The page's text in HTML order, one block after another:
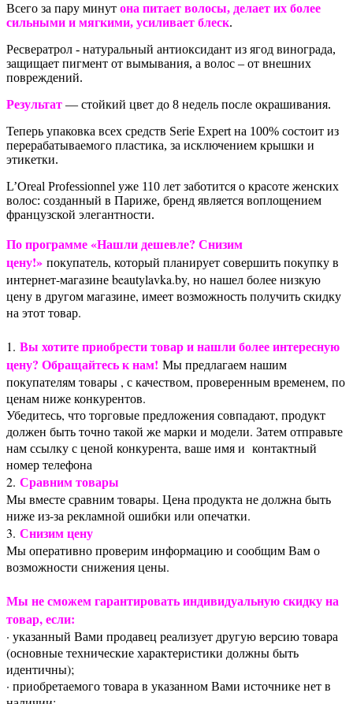
Всего за пару минут она питает волосы, делает их более
сильными и мягкими, усиливает блеск.
Ресвератрол - натуральный антиоксидант из ягод винограда,
защищает пигмент от вымывания, а волос – от внешних
повреждений.
Результат — стойкий цвет до 8 недель после окрашивания.
Теперь упаковка всех средств Serie Expert на 100% состоит из
перерабатываемого пластика, за исключением крышки и
этикетки.
L’Oreal Professionnel уже 110 лет заботится о красоте женских
волос: созданный в Париже, бренд является воплощением
французской элегантности.
По программе «Нашли дешевле? Снизим
цену!» покупатель, который планирует совершить покупку в
интернет-магазине beautylavka.by, но нашел более низкую
цену в другом магазине, имеет возможность получить скидку
на этот товар.
1. Вы хотите приобрести товар и нашли более интересную
цену? Обращайтесь к нам! Мы предлагаем нашим
покупателям товары , с качеством, проверенным временем, по
ценам ниже конкурентов.
Убедитесь, что торговые предложения совпадают, продукт
должен быть точно такой же марки и модели. Затем отправьте
нам ссылку с ценой конкурента, ваше имя и контактный
номер телефона
2. Сравним товары
Мы вместе сравним товары. Цена продукта не должна быть
ниже из-за рекламной ошибки или опечатки.
3. Снизим цену
Мы оперативно проверим информацию и сообщим Вам о
возможности снижения цены.
Мы не сможем гарантировать индивидуальную скидку на
товар, если:
· указанный Вами продавец реализует другую версию товара
(основные технические характеристики должны быть
идентичны);
· приобретаемого товара в указанном Вами источнике нет в